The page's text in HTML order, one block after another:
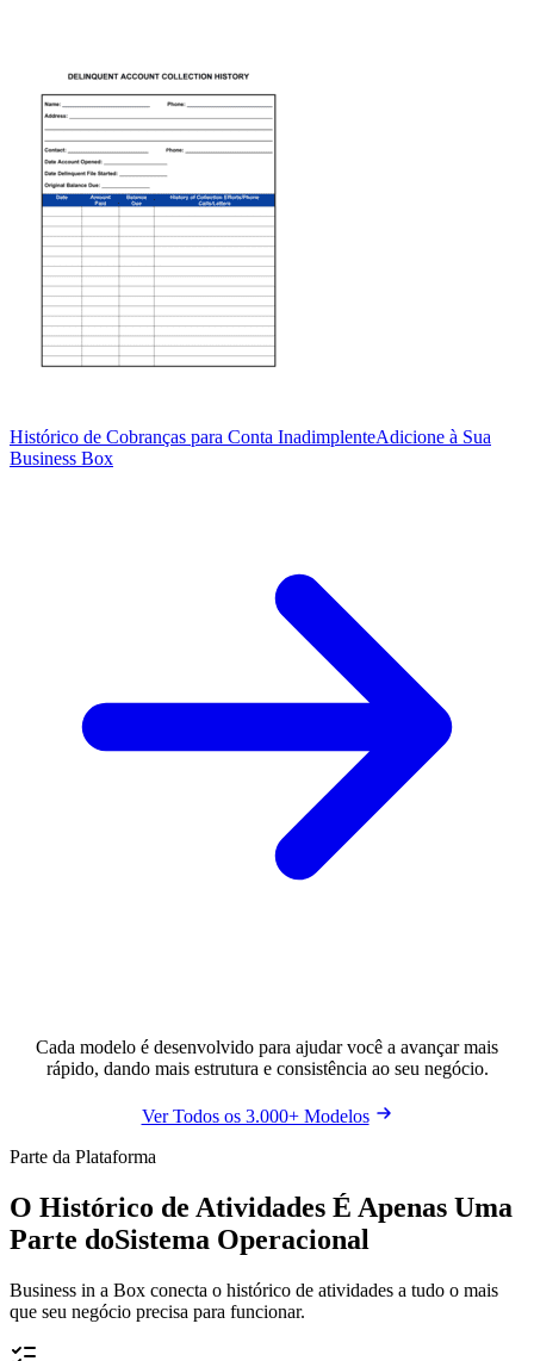
Histórico de Cobranças para Conta InadimplenteAdicione à Sua
Business Box
Cada modelo é desenvolvido para ajudar você a avançar mais
rápido, dando mais estrutura e consistência ao seu negócio.
Ver Todos os 3.000+ Modelos
Parte da Plataforma
O Histórico de Atividades É Apenas Uma
Parte doSistema Operacional
Business in a Box conecta o histórico de atividades a tudo o mais
que seu negócio precisa para funcionar.